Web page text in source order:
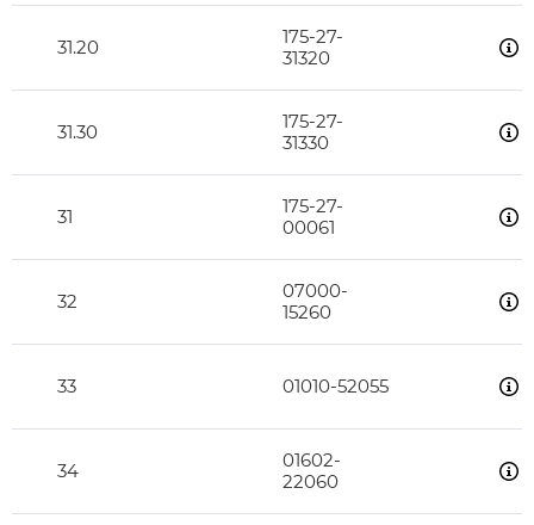
31.20
175-27-
31320
31.30
175-27-
31330
31
175-27-
00061
32
07000-
15260
33 01010-52055
34
01602-
22060